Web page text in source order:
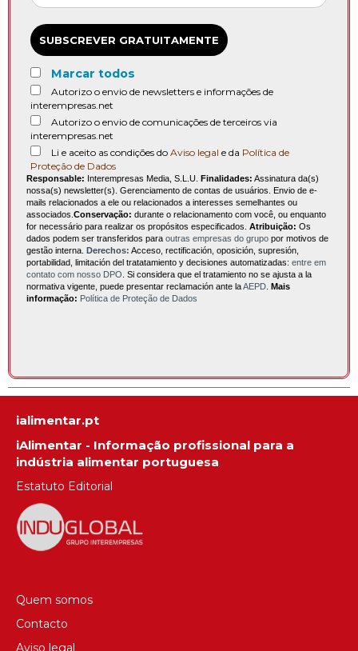
SUBSCREVER GRATUITAMENTE
Marcar todos
Autorizo o envio de newsletters e informações de
interempresas.net
Autorizo o envio de comunicações de terceiros via
interempresas.net
Li e aceito as condições do Aviso legal e da Política de
Proteção de Dados
Responsable: Interempresas Media, S.L.U. Finalidades: Assinatura da(s)
nossa(s) newsletter(s). Gerenciamento de contas de usuários. Envio de e-
mails relacionados a ele ou relacionados a interesses semelhantes ou
associados. Conservação: durante o relacionamento com você, ou enquanto
for necessário para realizar os propósitos especificados. Atribuição: Os
dados podem ser transferidos para outras empresas do grupo por motivos de
gestão interna. Derechos: Acceso, rectificación, oposición, supresión,
portabilidad, limitación del tratatamiento y decisiones automatizadas: entre em
contato com nosso DPO . Si considera que el tratamiento no se ajusta a la
normativa vigente, puede presentar reclamación ante laAEPD Mais
informação: Política de Proteção de Dados
ialimentar.pt
iAlimentar - Informação profissional para a
indústria alimentar portuguesa
Estatuto Editorial
Quem somos
Contacto
Aviso legal